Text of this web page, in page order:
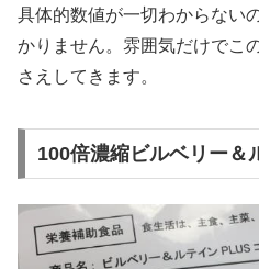
具体的数値が一切わからない
かりません。雰囲気だけでこ
さえしてきます。
100倍濃縮ビルベリー＆